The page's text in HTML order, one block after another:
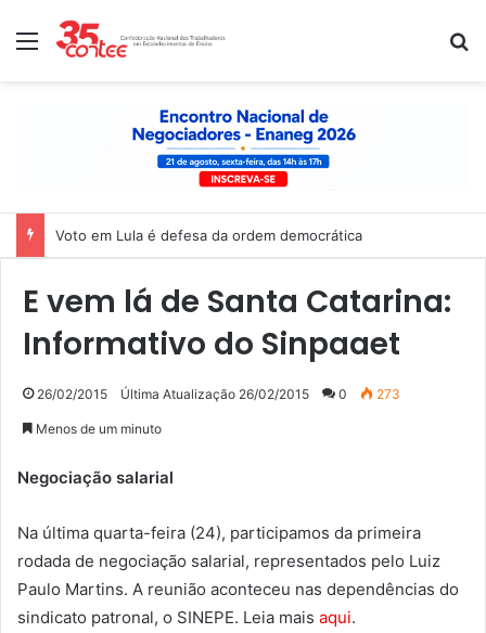
Menu
Voto em Lula é defesa da ordem democrática
E vem lá de Santa Catarina:
Informativo do Sinpaaet
26/02/2015 Última Atualização 26/02/2015 0 273
Menos de um minuto
Negociação salarial
Na última quarta-feira (24), participamos da primeira
rodada de negociação salarial, representados pelo Luiz
Paulo Martins. A reunião aconteceu nas dependências do
sindicato patronal, o SINEPE. Leia mais aqui.